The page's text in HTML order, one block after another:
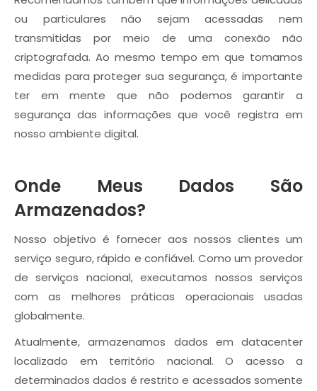
ou particulares não sejam acessadas nem
transmitidas por meio de uma conexão não
criptografada. Ao mesmo tempo em que tomamos
medidas para proteger sua segurança, é importante
ter em mente que não podemos garantir a
segurança das informações que você registra em
nosso ambiente digital.
Onde Meus Dados São
Armazenados?
Nosso objetivo é fornecer aos nossos clientes um
serviço seguro, rápido e confiável. Como um provedor
de serviços nacional, executamos nossos serviços
com as melhores práticas operacionais usadas
globalmente.
Atualmente, armazenamos dados em datacenter
localizado em território nacional. O acesso a
determinados dados é restrito e acessados somente